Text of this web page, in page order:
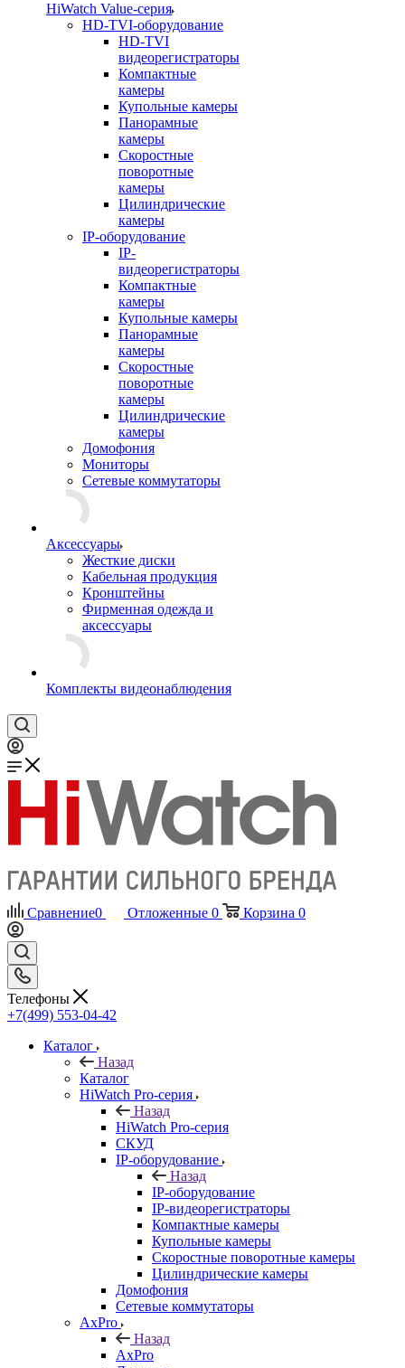
HiWatch Value-серия
HD-TVI-оборудование
HD-TVI
видеорегистраторы
Компактные
камеры
Купольные камеры
Панорамные
камеры
Скоростные
поворотные
камеры
Цилиндрические
камеры
IP-оборудование
IP-
видеорегистраторы
Компактные
камеры
Купольные камеры
Панорамные
камеры
Скоростные
поворотные
камеры
Цилиндрические
камеры
Домофония
Мониторы
Сетевые коммутаторы
Аксессуары
Жесткие диски
Кабельная продукция
Кронштейны
Фирменная одежда и
аксессуары
Комплекты видеонаблюдения
Сравнение0 Отложенные 0 Корзина 0
Телефоны
+7(499) 553-04-42
Каталог
Назад
Каталог
HiWatch Pro-серия
Назад
HiWatch Pro-серия
CКУД
IP-оборудование
Назад
IP-оборудование
IP-видеорегистраторы
Компактные камеры
Купольные камеры
Скоростные поворотные камеры
Цилиндрические камеры
Домофония
Сетевые коммутаторы
AxPro
Назад
AxPro